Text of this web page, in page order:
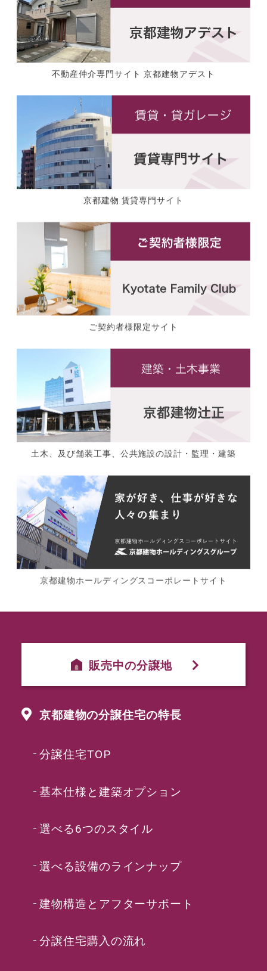
不動産仲介専門サイト 京都建物アデスト
京都建物 賃貸専門サイト
ご契約者様限定サイト
土木、及び舗装工事、公共施設の設計・監理・建築
京都建物ホールディングスコーポレートサイト
販売中の分譲地
京都建物の分譲住宅の特長
分譲住宅TOP
基本仕様と建築オプション
選べる6つのスタイル
選べる設備のラインナップ
建物構造とアフターサポート
分譲住宅購入の流れ